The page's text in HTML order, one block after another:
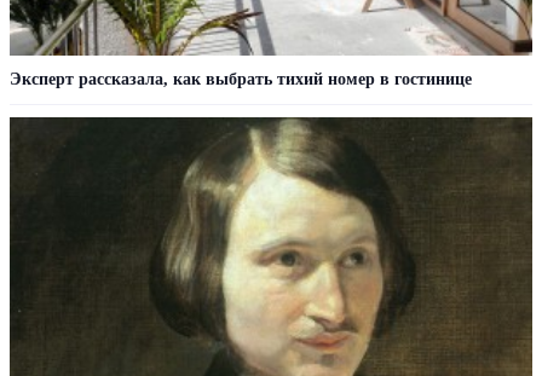
Эксперт рассказала, как выбрать тихий номер в гостинице